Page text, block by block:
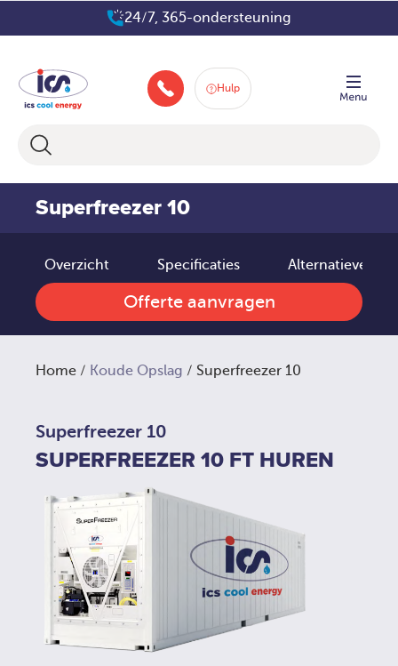
inhoud
24/7, 365-ondersteuning
088-258 2580
Hulp
Superfreezer 10
Overzicht Specificaties Alternatieve
Offerte aanvragen
Home / Koude Opslag / Superfreezer 10
Superfreezer 10
SUPERFREEZER 10 FT HUREN